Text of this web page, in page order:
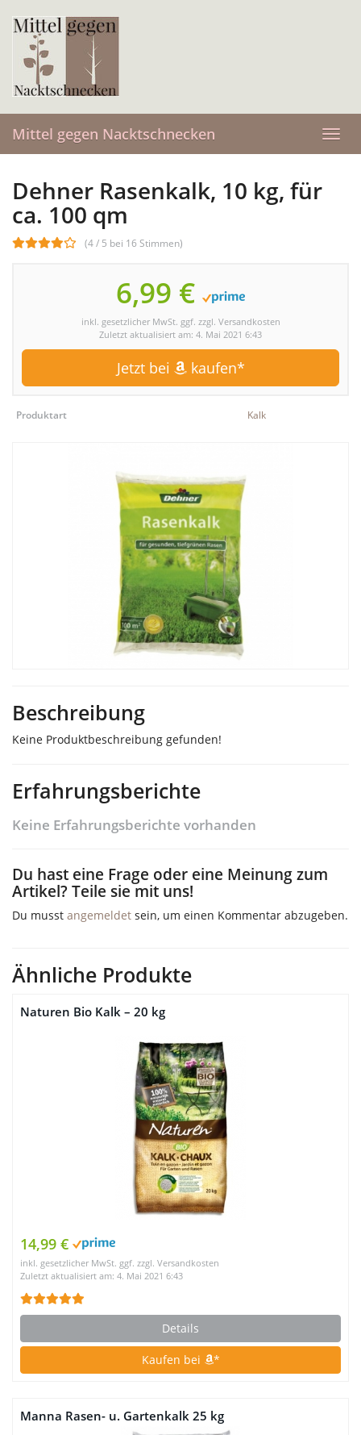
content
Mittel gegen Nacktschnecken
Dehner Rasenkalk, 10 kg, für
ca. 100 qm
(4 / 5 bei 16 Stimmen)
6,99 €
inkl. gesetzlicher MwSt. ggf. zzgl. Versandkosten
Zuletzt aktualisiert am: 4. Mai 2021 6:43
Jetzt bei kaufen*
Produktart Kalk
Beschreibung
Keine Produktbeschreibung gefunden!
Erfahrungsberichte
Keine Erfahrungsberichte vorhanden
Du hast eine Frage oder eine Meinung zum
Artikel? Teile sie mit uns!
Du musst angemeldet sein, um einen Kommentar abzugeben.
Ähnliche Produkte
Naturen Bio Kalk – 20 kg
14,99 €
inkl. gesetzlicher MwSt. ggf. zzgl. Versandkosten
Zuletzt aktualisiert am: 4. Mai 2021 6:43
Details
Kaufen bei *
Manna Rasen- u. Gartenkalk 25 kg